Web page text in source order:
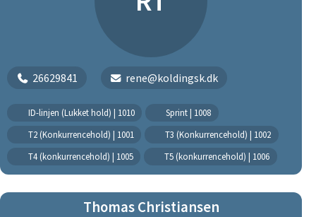
26629841 rene@koldingsk.dk
ID-linjen (Lukket hold) | 1010
Sprint | 1008
T2 (Konkurrencehold) | 1001
T3 (Konkurrencehold) | 1002
T4 (konkurrencehold) | 1005
T5 (konkurrencehold) | 1006
Thomas Christiansen